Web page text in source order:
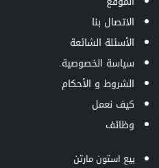
الاتصال بنا
الأسئلة الشائعة
سياسة الخصوصية.
الشروط و الأحكام
كيف نعمل
وظائف
بيع استون مارتن